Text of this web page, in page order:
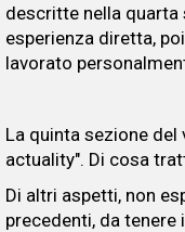
descritte nella quarta
esperienza diretta,
lavorato
La quinta sezione
actuality". Di cosa
Di altri aspetti, non
precedenti, da